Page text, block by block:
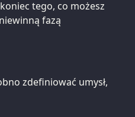
tego, co możesz
fazą
zdefiniować umysł,